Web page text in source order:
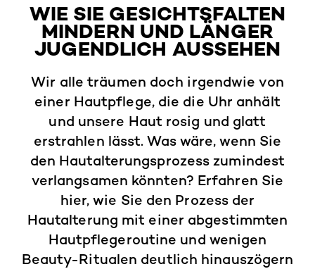
WIE SIE GESICHTSFALTEN
MINDERN UND LÄNGER
JUGENDLICH AUSSEHEN
Wir alle träumen doch irgendwie von
einer Hautpflege, die die Uhr anhält
und unsere Haut rosig und glatt
erstrahlen lässt. Was wäre, wenn Sie
den Hautalterungsprozess zumindest
verlangsamen könnten? Erfahren Sie
hier, wie Sie den Prozess der
Hautalterung mit einer abgestimmten
Hautpflegeroutine und wenigen
Beauty-Ritualen deutlich hinauszögern